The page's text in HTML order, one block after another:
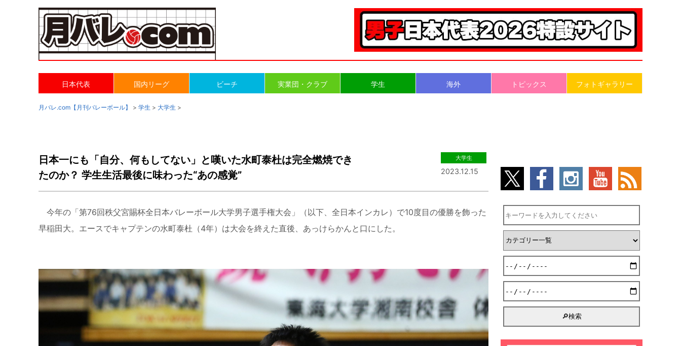
日本代表 国内リーグ ビーチ 実業団・クラブ 学生 海外 トピックス フォトギャラリー
月バレ.com【月刊バレーボール】 > 学生 > 大学生 >
日本一にも「自分、何もしてない」と嘆いた水町泰杜は完全燃焼でき
たのか？ 学生生活最後に味わった“あの感覚”
大学生
2023.12.15
今年の「第76回秩父宮賜杯全日本バレーボール大学男子選手権大会」（以下、全日本インカレ）で10度目の優勝を飾った
早稲田大。エースでキャプテンの水町泰杜（4年）は大会を終えた直後、あっけらかんと口にした。